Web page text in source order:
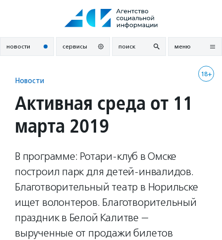
новости сервисы поиск меню
18+
Новости
Активная среда от 11
марта 2019
В программе: Ротари-клуб в Омске
построил парк для детей-инвалидов.
Благотворительный театр в Норильске
ищет волонтеров. Благотворительный
праздник в Белой Калитве —
вырученные от продажи билетов